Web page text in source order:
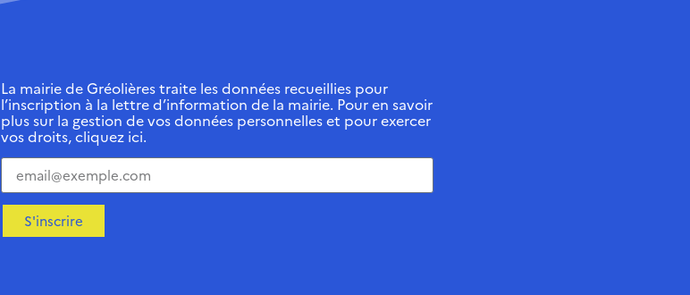
La mairie de Gréolières traite les données recueillies pour
l’inscription à la lettre d’information de la mairie. Pour en savoir
plus sur la gestion de vos données personnelles et pour exercer
vos droits, cliquez ici.
S'inscrire